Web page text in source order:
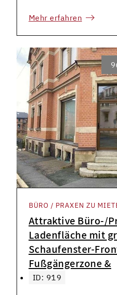
Mehr erfahren
BÜRO / PRAXEN ZU
Attraktive Büro-/
Ladenfläche mit
Schaufenster-
Fußgängerzone &
ID: 919